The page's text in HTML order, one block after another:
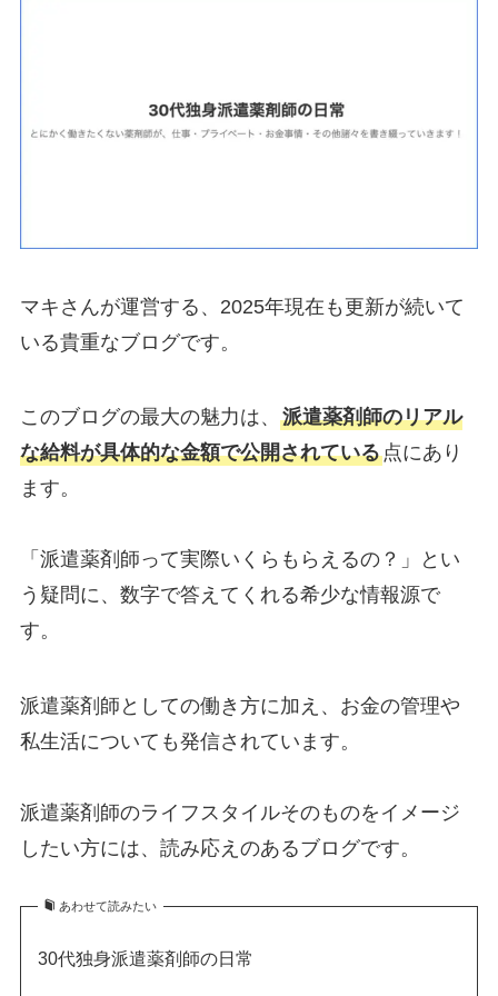
マキさんが運営する、2025年現在も更新が続いて
いる貴重なブログです。
このブログの最大の魅力は、 派遣薬剤師のリアル
な給料が具体的な金額で公開されている点にあり
ます。
「派遣薬剤師って実際いくらもらえるの？」とい
う疑問に、数字で答えてくれる希少な情報源で
す。
派遣薬剤師としての働き方に加え、お金の管理や
私生活についても発信されています。
派遣薬剤師のライフスタイルそのものをイメージ
したい方には、読み応えのあるブログです。
あわせて読みたい
30代独身派遣薬剤師の日常